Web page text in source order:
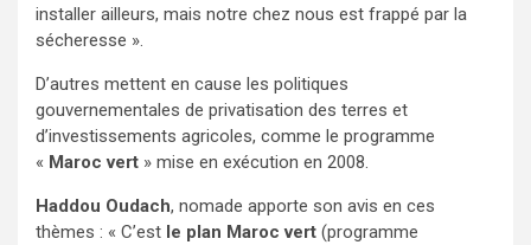
installer ailleurs, mais notre chez nous est frappé par la
sécheresse ».
D’autres mettent en cause les politiques
gouvernementales de privatisation des terres et
d’investissements agricoles, comme le programme
« Maroc vert » mise en exécution en 2008.
Haddou Oudach, nomade apporte son avis en ces
thèmes : « C’est le plan Maroc vert (programme